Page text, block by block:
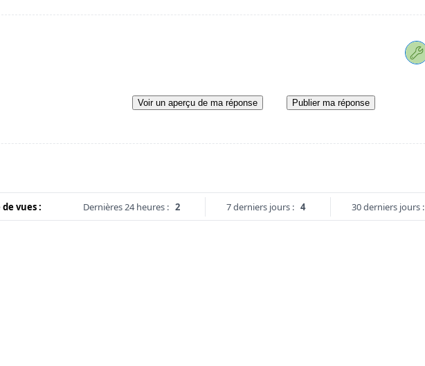
Voir un aperçu de ma réponse Publier ma réponse
vues : Dernières 24 heures : 2 7 derniers jours : 4 30 derniers jours :